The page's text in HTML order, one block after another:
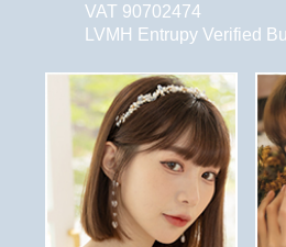
VAT 90702474
LVMH Entrupy Verified